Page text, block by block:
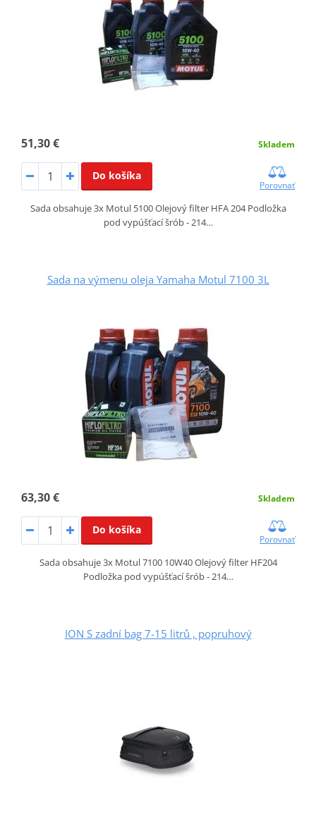
51,30 € Skladem
Do košíka
Porovnať
Sada obsahuje 3x Motul 5100 Olejový filter HFA 204 Podložka
pod vypúšťací šrób - 214…
Sada na výmenu oleja Yamaha Motul 7100 3L
63,30 € Skladem
Do košíka
Porovnať
Sada obsahuje 3x Motul 7100 10W40 Olejový filter HF204
Podložka pod vypúšťací šrób - 214…
ION S zadní bag 7-15 litrů , popruhový